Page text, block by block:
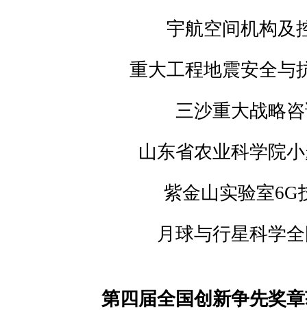
宇航空间机构及
重大工程地震安全与
三沙重大战略
山东省农业科学院
紫金山实验室6G
月球与行星科学
第四届全国创新争先奖